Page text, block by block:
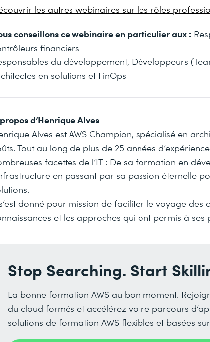
les autres webinaires sur les rôles
conseillons ce webinaire en particulier aux :
financiers
du développement, Développeurs
en solutions et FinOps
d’Henrique Alves
Alves est AWS Champion, spécialisé en
Tout au long de plus de 25 années
facettes de l’IT : De sa formation en
en passant par sa passion éternelle
donné pour mission de faciliter le voyage des
et les approches qui ont permis à ses
Stop Searching. Start
La bonne formation AWS au bon moment.
du cloud formés et accélérez votre parcours
solutions de formation AWS flexibles et basées